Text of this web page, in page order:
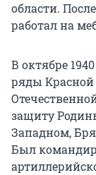
области.
работал на
В октябре
ряды
защиту
Западном,
Был